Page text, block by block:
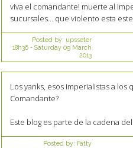
viva el comandante! muerte al
sucursales... que violento esta
Posted by: upsseter
18h36- Saturday 09 March
2013
Los yanks, esos imperialistas a
Comandante?
Este blog es parte de la cadena
Posted by: Fatty